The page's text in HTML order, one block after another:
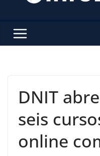
DNIT
seis
online